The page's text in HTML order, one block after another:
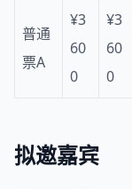
普通
票A
¥3
60
0
¥3
60
0
拟邀嘉宾